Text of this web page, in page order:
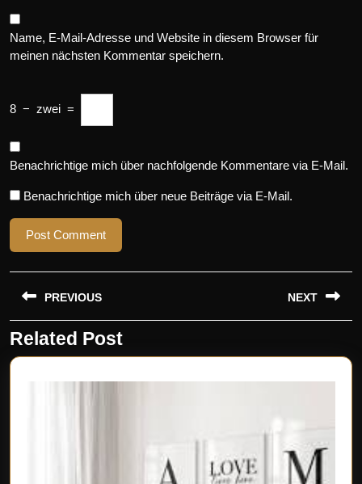
Name, E-Mail-Adresse und Website in diesem Browser für
meinen nächsten Kommentar speichern.
8 − zwei =
Benachrichtige mich über nachfolgende Kommentare via E-Mail.
Benachrichtige mich über neue Beiträge via E-Mail.
Beitragsnavigation
PREVIOUS
Previous
post:
NEXT
post:
Related Post